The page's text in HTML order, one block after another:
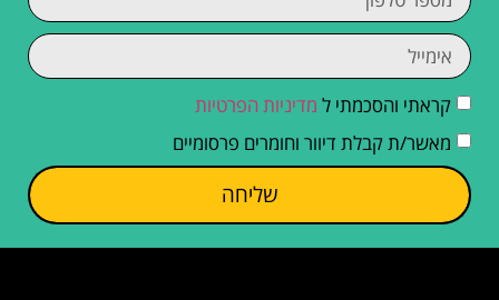
קראתי והסכמתי ל מדיניות הפרטיות
מאשר/ת קבלת דיוור וחומרים פרסומיים
שליחה